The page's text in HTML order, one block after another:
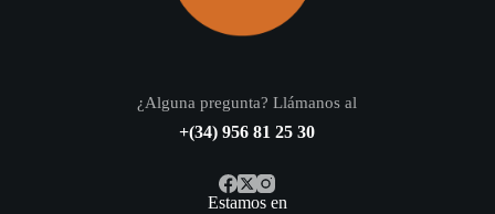
¿Alguna pregunta? Llámanos al
+(34) 956 81 25 30
Estamos en